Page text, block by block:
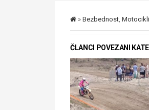
» Bezbednost
ČLANCI POVEZANI